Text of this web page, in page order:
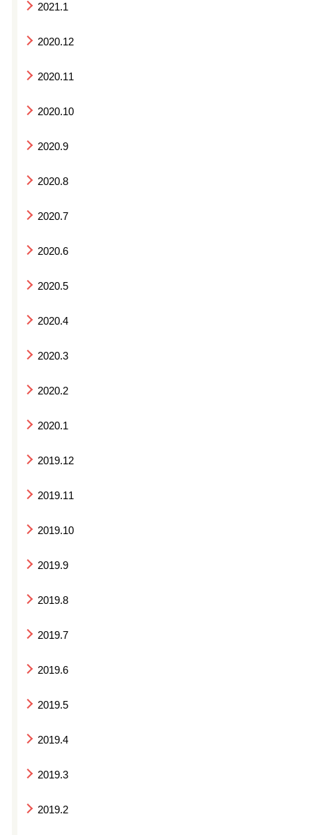
2021.1
2020.12
2020.11
2020.10
2020.9
2020.8
2020.7
2020.6
2020.5
2020.4
2020.3
2020.2
2020.1
2019.12
2019.11
2019.10
2019.9
2019.8
2019.7
2019.6
2019.5
2019.4
2019.3
2019.2